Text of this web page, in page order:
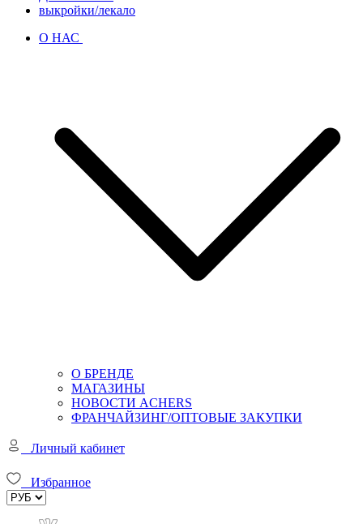
выкройки/лекало
О НАС
О БРЕНДЕ
МАГАЗИНЫ
НОВОСТИ ACHERS
ФРАНЧАЙЗИНГ/ОПТОВЫЕ ЗАКУПКИ
Личный кабинет
Избранное